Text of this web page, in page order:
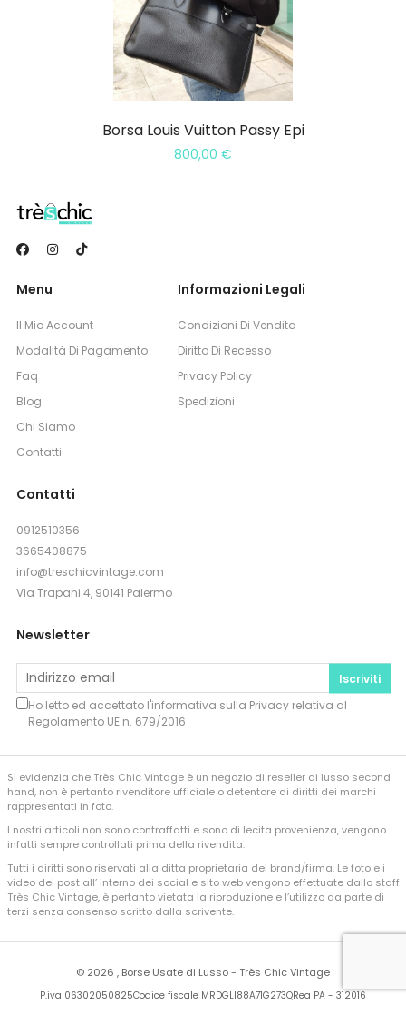
Borsa Louis Vuitton Passy Epi
800,00 €
Menu
Il Mio Account
Modalità Di Pagamento
Faq
Blog
Chi Siamo
Contatti
Informazioni Legali
Condizioni Di Vendita
Diritto Di Recesso
Privacy Policy
Spedizioni
Contatti
0912510356
3665408875
info@treschicvintage.com
Via Trapani 4, 90141 Palermo
Newsletter
Iscriviti
Ho letto ed accettato l'informativa sulla Privacyrelativa al
Regolamento UE n. 679/2016
Si evidenzia che Très Chic Vintage è un negozio di reseller di lusso second
hand, non è pertanto rivenditore ufficiale o detentore di diritti dei marchi
rappresentati in foto.
I nostri articoli non sono contraffatti e sono di lecita provenienza, vengono
infatti sempre controllati prima della rivendita.
Tutti i diritti sono riservati alla ditta proprietaria del brand/firma. Le foto e i
video dei post all’ interno dei social e sito web vengono effettuate dallo staff
Très Chic Vintage, è pertanto vietata la riproduzione e l’utilizzo da parte di
terzi senza consenso scritto dalla scrivente.
© 2026 , Borse Usate di Lusso - Très Chic Vintage
P.iva 06302050825Codice fiscale MRDGLI88A71G273QRea PA - 312016